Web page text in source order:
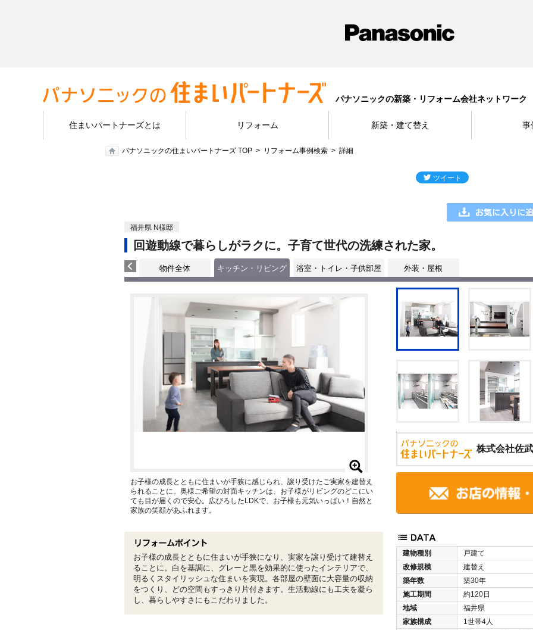
パナソニックの新築・リフォーム会社ネットワーク
住まいパートナーズとは リフォーム 新築・建て替え 事
パナソニックの住まいパートナーズ TOP リフォーム事例検索 詳細
福井県 N様邸
回遊動線で暮らしがラクに。子育て世代の洗練された家。
物件全体 キッチン・リビング 浴室・トイレ・子供部屋 外装・屋根
株式会社佐
建物種別
戸建て
改修規模
建替え
築年数
築30年
施工期間
約120日
地域
福井県
家族構成
1世帯4人
お子様の成長とともに住まいが手狭に感じられ、譲り受けたご実家を建替え
られることに。奥様ご希望の対面キッチンは、お子様がリビングのどこにい
ても目が届くので安心。広びろしたLDKで、お子様も元気いっぱい！自然と
家族の笑顔があふれます。
お子様の成長とともに住まいが手狭になり、実家を譲り受けて建替え
ることに。白を基調に、グレーと黒を効果的に使ったインテリアで、
明るくスタイリッシュな住まいを実現。各部屋の壁面に大容量の収納
をつくり、どの空間もすっきり片付きます。生活動線にも工夫を凝ら
し、暮らしやすさにもこだわりました。